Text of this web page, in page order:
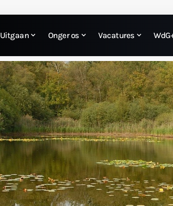
Uitgaan Onger os Vacatures